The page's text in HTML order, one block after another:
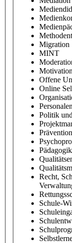
Migration
MINT
Motivation
Offene
Online
Politik
Prävention
Recht,
Schule-